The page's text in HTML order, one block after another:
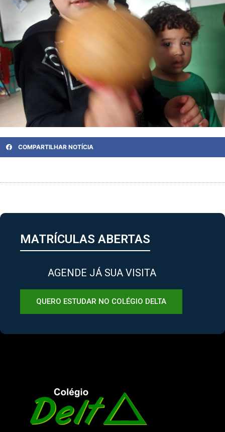
COMPARTILHAR NOTÍCIA
MATRÍCULAS ABERTAS
AGENDE JÁ SUA VISITA
QUERO ESTUDAR NO COLÉGIO DELTA